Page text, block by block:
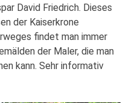
David Friedrich. Dieses
der Kaiserkrone
findet man immer
der Maler, die man
kann. Sehr informativ